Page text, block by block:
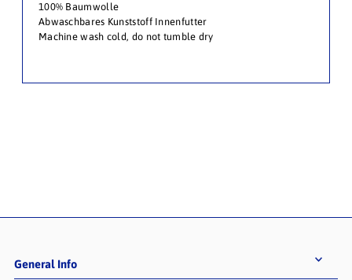
100% Baumwolle
Abwaschbares Kunststoff Innenfutter
Machine wash cold, do not tumble dry
General Info